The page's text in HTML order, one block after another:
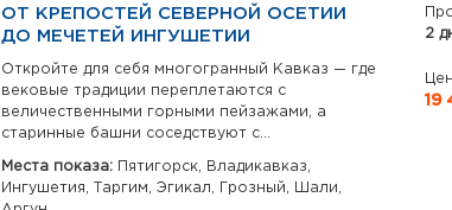
ОТ КРЕПОСТЕЙ СЕВЕРНОЙ ОСЕТИИ
ДО МЕЧЕТЕЙ ИНГУШЕТИИ
Откройте для себя многогранный Кавказ — где
вековые традиции переплетаются с
величественными горными пейзажами, а
старинные башни соседствуют с...
Места показа: Пятигорск,
Владикавказ,
Ингушетия,
Таргим, Эгикал, Грозный,
Шали,
2
19